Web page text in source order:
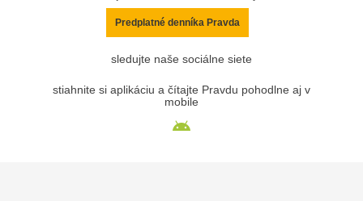
Predplatné denníka Pravda
sledujte naše sociálne siete
stiahnite si aplikáciu a čítajte Pravdu pohodlne aj v
mobile